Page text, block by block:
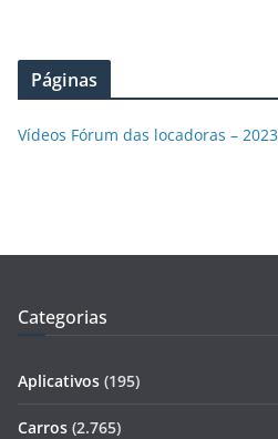
Páginas
Vídeos Fórum das locadoras – 2023
Categorias
Aplicativos (195)
Carros (2.765)